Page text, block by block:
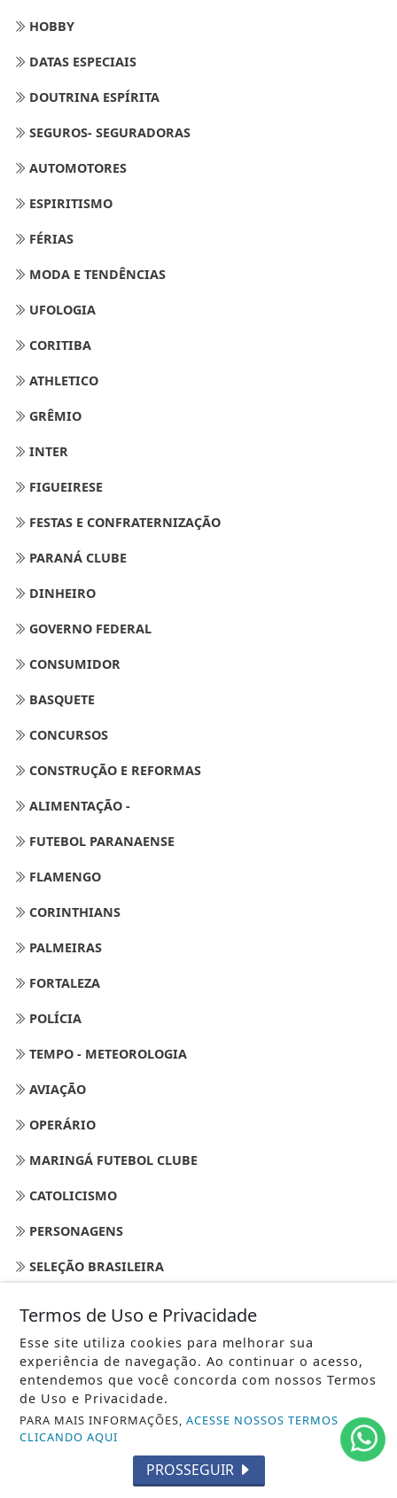
HOBBY
DATAS ESPECIAIS
DOUTRINA ESPÍRITA
SEGUROS- SEGURADORAS
AUTOMOTORES
ESPIRITISMO
FÉRIAS
MODA E TENDÊNCIAS
UFOLOGIA
CORITIBA
ATHLETICO
GRÊMIO
INTER
FIGUEIRESE
FESTAS E CONFRATERNIZAÇÃO
PARANÁ CLUBE
DINHEIRO
GOVERNO FEDERAL
CONSUMIDOR
BASQUETE
CONCURSOS
CONSTRUÇÃO E REFORMAS
ALIMENTAÇÃO -
FUTEBOL PARANAENSE
FLAMENGO
CORINTHIANS
PALMEIRAS
FORTALEZA
POLÍCIA
TEMPO - METEOROLOGIA
AVIAÇÃO
OPERÁRIO
MARINGÁ FUTEBOL CLUBE
CATOLICISMO
PERSONAGENS
SELEÇÃO BRASILEIRA
EMPREGOS
CLIMA
UNIVERSO FEMININO
Termos de Uso e Privacidade
Esse site utiliza cookies para melhorar sua
experiência de navegação. Ao continuar o acesso,
entendemos que você concorda com nossos Termos
de Uso e Privacidade.
PARA MAIS INFORMAÇÕES,ACESSE NOSSOS TERMOS
CLICANDO AQUI
PROSSEGUIR